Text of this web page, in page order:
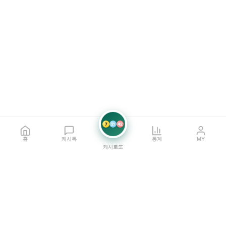
홈 캐시톡
7 21 42
캐시로또
통계 MY